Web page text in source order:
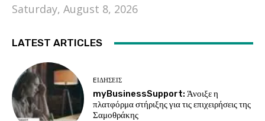
Saturday, August 8, 2026
LATEST ARTICLES
EΙΔΗΣΕΙΣ
myBusinessSupport: Άνοιξε η
πλατφόρμα στήριξης για τις επιχειρήσεις της
Σαμοθράκης